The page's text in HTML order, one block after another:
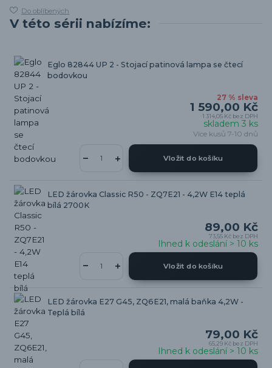
Do oblíbených
V této sérii nabízíme:
Eglo 82844 UP 2 - Stojací patinová lampa se čtecí
bodovkou
27 % sleva
1 590,00 Kč
1 314,05 Kč bez DPH
skladem 3 ks
Více kusů 7-10 dnů
Vložit do košíku
LED žárovka Classic R50 - ZQ7E21 - 4,2W E14 teplá
bílá 2700K
89,00 Kč
73,55 Kč bez DPH
Ihned k odeslání > 10 ks
Vložit do košíku
LED žárovka E27 G45, ZQ6E21, malá baňka 4,2W -
Teplá bílá
79,00 Kč
65,29 Kč bez DPH
Ihned k odeslání > 10 ks